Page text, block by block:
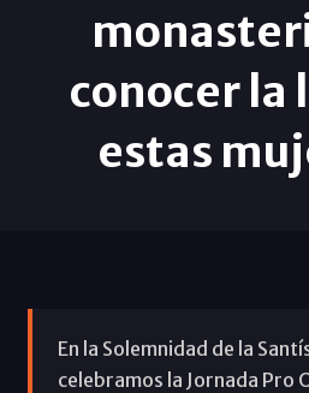
conocer la
estas
En la Solemnidad de la
celebramos la Jornada Pro